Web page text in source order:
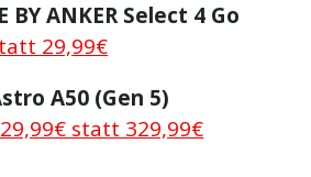
BY ANKER Select 4 Go
29,99€
A50 (Gen 5)
statt 329,99€